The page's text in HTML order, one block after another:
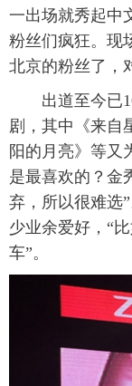
一出场就秀起中
粉丝们疯狂。现
北京的粉丝了，
出道至今已10
剧，其中《来自
阳的月亮》等又
是最喜欢的？金
弃，所以很难选
少业余爱好，“
车”。